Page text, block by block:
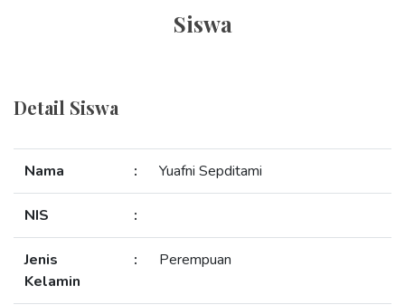
Siswa
Detail Siswa
Nama : Yuafni Sepditami
NIS :
Jenis
Kelamin
: Perempuan